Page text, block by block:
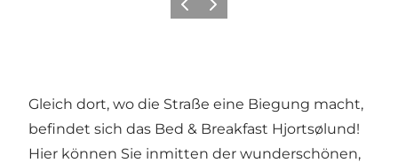
ZurückWeiter
Gleich dort, wo die Straße eine Biegung macht,
befindet sich das Bed & Breakfast Hjortsølund!
Hier können Sie inmitten der wunderschönen,